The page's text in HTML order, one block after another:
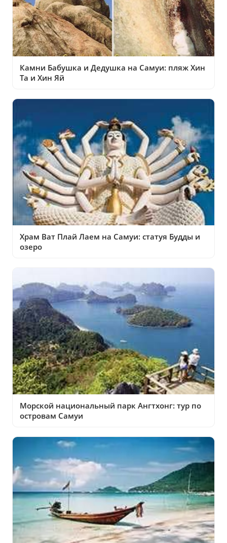
Камни Бабушка и Дедушка на Самуи: пляж Хин
Та и Хин Яй
Храм Ват Плай Лаем на Самуи: статуя Будды и
озеро
Морской национальный парк Ангтхонг: тур по
островам Самуи